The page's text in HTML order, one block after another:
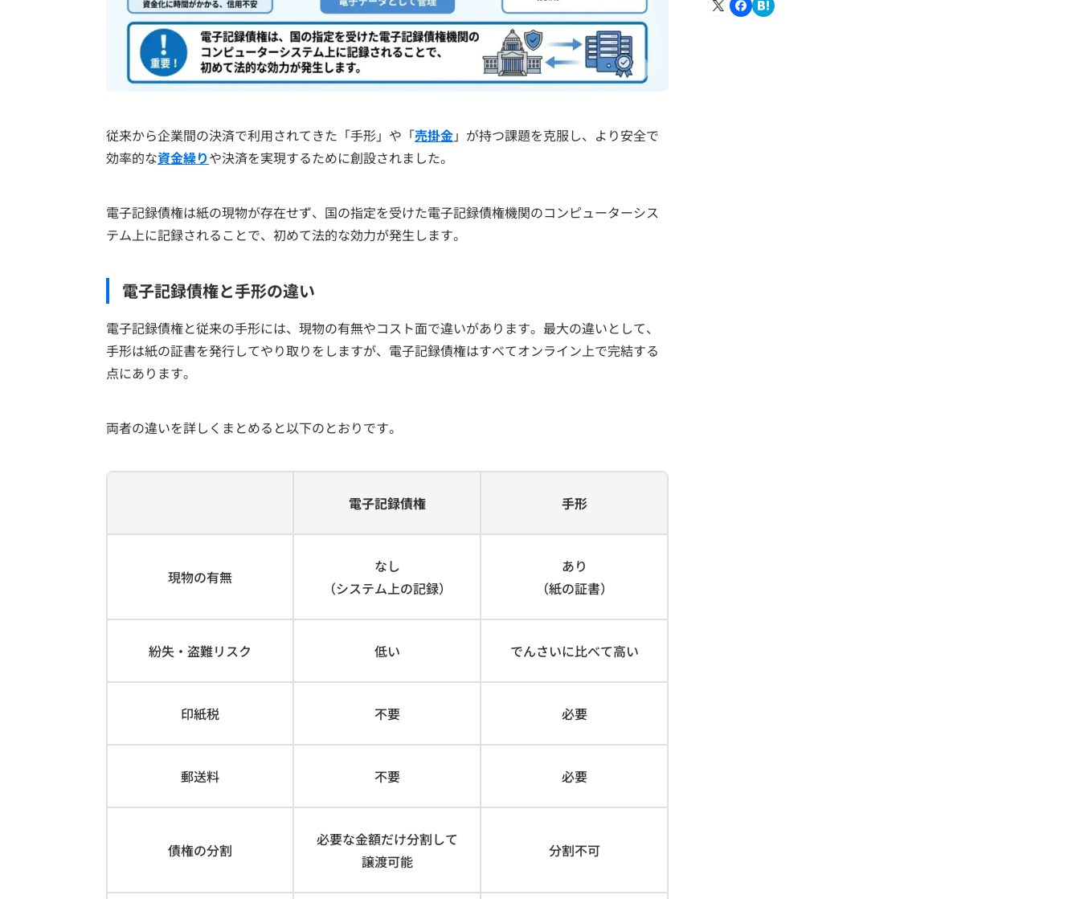
従来から企業間の決済で利用されてきた「手形」や「売掛金」が持つ課題を克服し、より安全で
効率的な資金繰りや決済を実現するために創設されました。
電子記録債権は紙の現物が存在せず、国の指定を受けた電子記録債権機関のコンピューターシス
テム上に記録されることで、初めて法的な効力が発生します。
電子記録債権と手形の違い
電子記録債権と従来の手形には、現物の有無やコスト面で違いがあります。最大の違いとして、
手形は紙の証書を発行してやり取りをしますが、電子記録債権はすべてオンライン上で完結する
点にあります。
両者の違いを詳しくまとめると以下のとおりです。
電子記録債権 手形
現物の有無
なし
（システム上の記録）
あり
（紙の証書）
紛失・盗難リスク 低い でんさいに比べて高い
印紙税 不要 必要
郵送料 不要 必要
債権の分割
必要な金額だけ分割して
譲渡可能
分割不可